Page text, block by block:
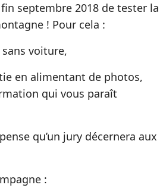
septembre 2018 de tester la
! Pour cela :
voiture,
en alimentant de photos,
qui vous paraît
qu’un jury décernera aux
: